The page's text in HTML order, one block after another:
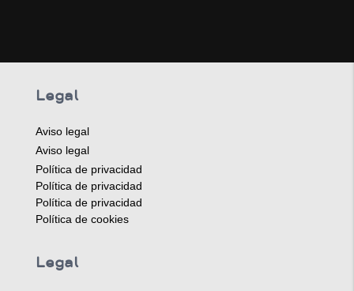
Legal
Aviso legal
Aviso legal
Política de privacidad
Política de privacidad
Política de privacidad
Política de cookies
Legal